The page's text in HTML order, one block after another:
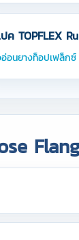
ค TOPFLEX
อนยางท็อปเฟล็ก